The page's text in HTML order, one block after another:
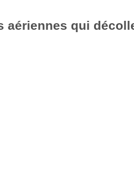
aériennes qui